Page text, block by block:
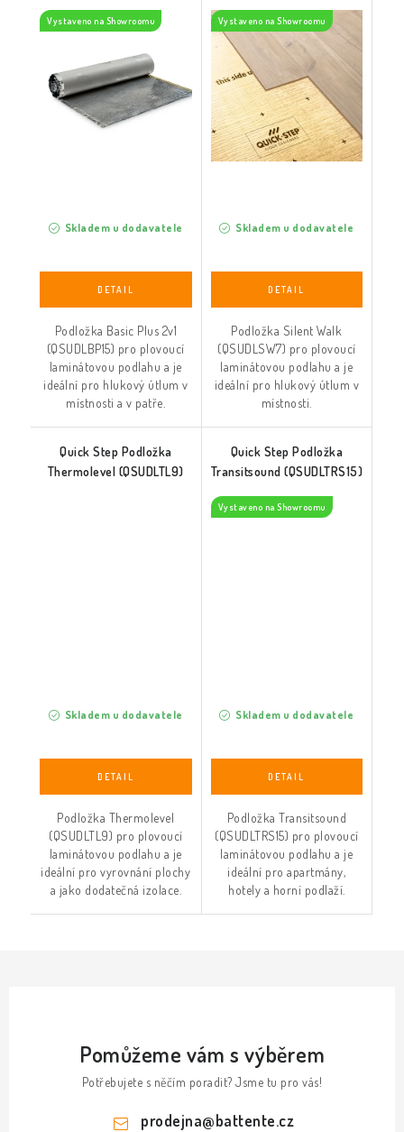
Vystaveno na Showroomu
Skladem u dodavatele
Podložka Basic Plus 2v1
(QSUDLBP15) pro plovoucí
laminátovou podlahu a je
ideální pro hlukový útlum v
místnosti a v patře.
Vystaveno na Showroomu
Skladem u dodavatele
Podložka Silent Walk
(QSUDLSW7) pro plovoucí
laminátovou podlahu a je
ideální pro hlukový útlum v
místnosti.
Quick Step Podložka
Thermolevel (QSUDLTL9)
Skladem u dodavatele
Podložka Thermolevel
(QSUDLTL9) pro plovoucí
laminátovou podlahu a je
ideální pro vyrovnání plochy
a jako dodatečná izolace.
Quick Step Podložka
Transitsound (QSUDLTRS15)
Vystaveno na Showroomu
Skladem u dodavatele
Podložka Transitsound
(QSUDLTRS15) pro plovoucí
laminátovou podlahu a je
ideální pro apartmány,
hotely a horní podlaží.
Pomůžeme vám s výběrem
Potřebujete s něčím poradit? Jsme tu pro vás!
prodejna@battente.cz